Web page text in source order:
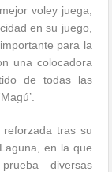
voley juega,
en su juego,
para la
una colocadora
de todas las
tras su
en la que
diversas